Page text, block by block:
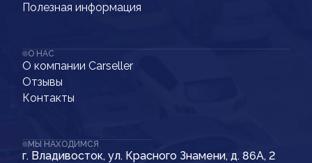
Полезная информация
О НАС
О компании Carseller
Отзывы
Контакты
МЫ НАХОДИМСЯ
г. Владивосток, ул. Красного Знамени, д. 86А, 2